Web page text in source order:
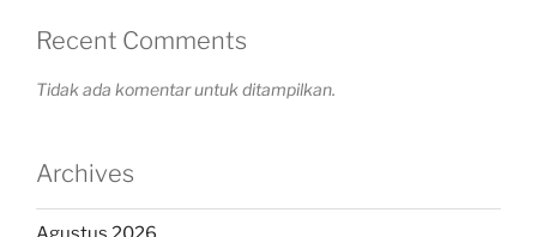
Recent Comments
Tidak ada komentar untuk ditampilkan.
Archives